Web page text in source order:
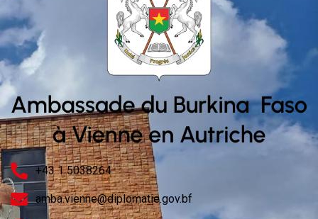
+43 1 5038264
amba.vienne@diplomatie.gov.bf